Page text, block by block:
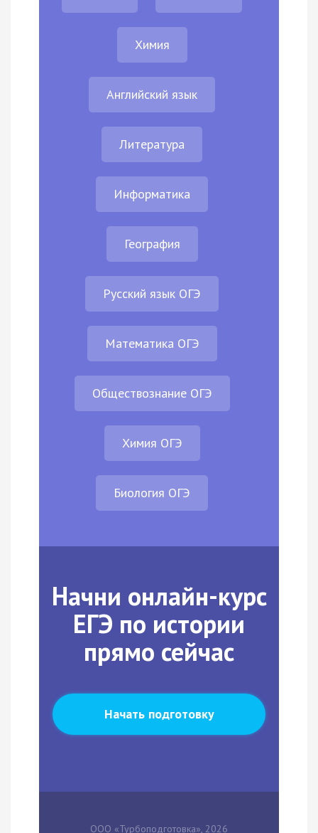
Химия
Английский язык
Литература
Информатика
География
Русский язык ОГЭ
Математика ОГЭ
Обществознание ОГЭ
Химия ОГЭ
Биология ОГЭ
Начни онлайн-курс
ЕГЭ по истории
прямо сейчас
Начать подготовку
ООО «Турбоподготовка», 2026